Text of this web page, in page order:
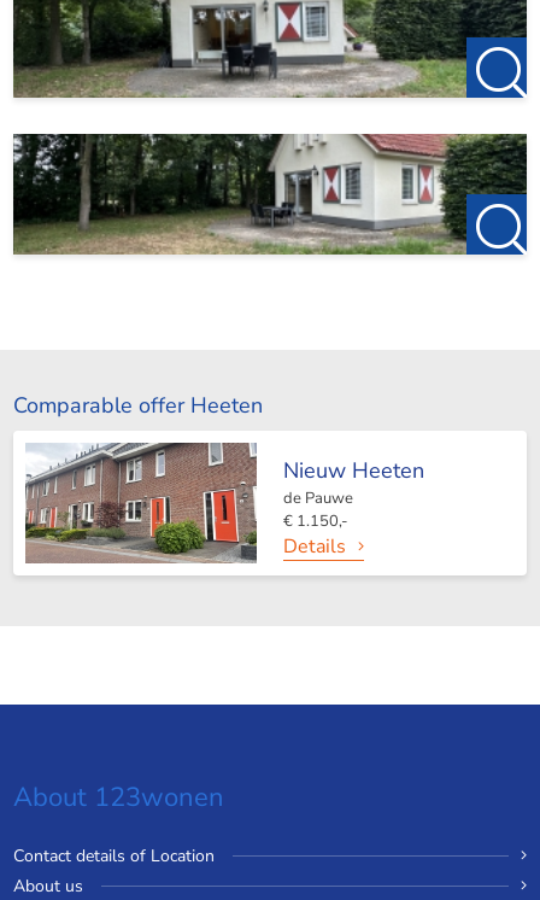
Comparable offer Heeten
Nieuw Heeten
de Pauwe
€ 1.150,-
Details
About 123wonen
Contact details of Location
About us